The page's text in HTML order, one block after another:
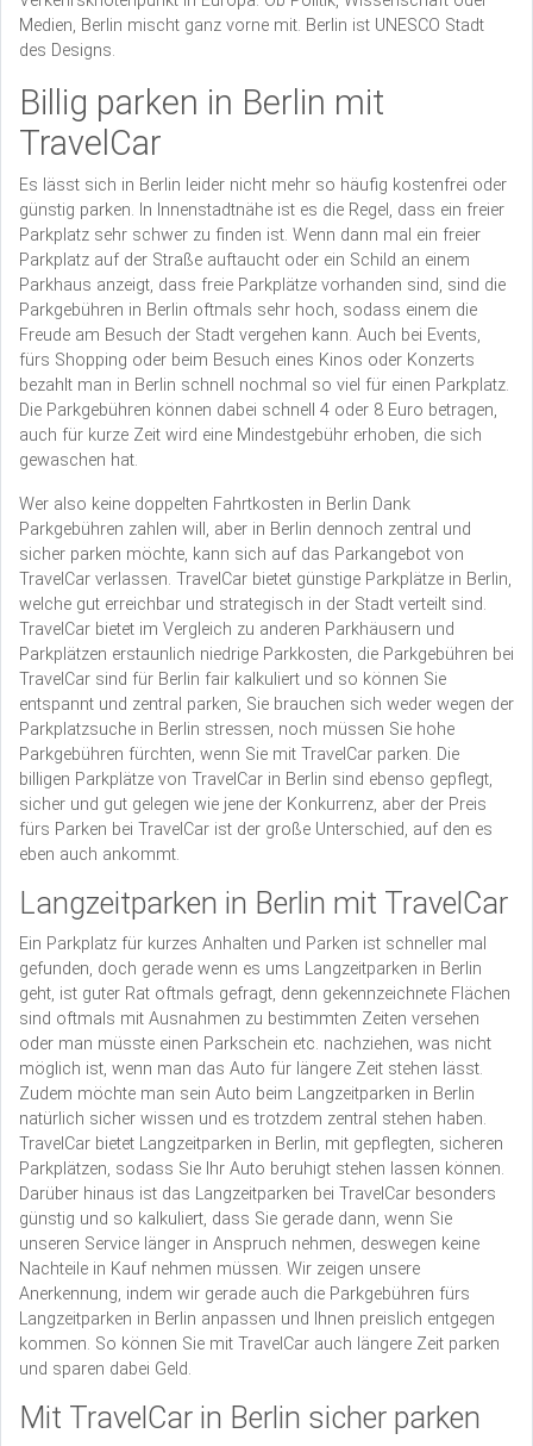
Medien, Berlin mischt ganz vorne mit. Berlin ist UNESCO Stadt
des Designs.
Billig parken in Berlin mit
TravelCar
Es lässt sich in Berlin leider nicht mehr so häufig kostenfrei oder
günstig parken. In Innenstadtnähe ist es die Regel, dass ein freier
Parkplatz sehr schwer zu finden ist. Wenn dann mal ein freier
Parkplatz auf der Straße auftaucht oder ein Schild an einem
Parkhaus anzeigt, dass freie Parkplätze vorhanden sind, sind die
Parkgebühren in Berlin oftmals sehr hoch, sodass einem die
Freude am Besuch der Stadt vergehen kann. Auch bei Events,
fürs Shopping oder beim Besuch eines Kinos oder Konzerts
bezahlt man in Berlin schnell nochmal so viel für einen Parkplatz.
Die Parkgebühren können dabei schnell 4 oder 8 Euro betragen,
auch für kurze Zeit wird eine Mindestgebühr erhoben, die sich
gewaschen hat.
Wer also keine doppelten Fahrtkosten in Berlin Dank
Parkgebühren zahlen will, aber in Berlin dennoch zentral und
sicher parken möchte, kann sich auf das Parkangebot von
TravelCar verlassen. TravelCar bietet günstige Parkplätze in Berlin,
welche gut erreichbar und strategisch in der Stadt verteilt sind.
TravelCar bietet im Vergleich zu anderen Parkhäusern und
Parkplätzen erstaunlich niedrige Parkkosten, die Parkgebühren bei
TravelCar sind für Berlin fair kalkuliert und so können Sie
entspannt und zentral parken, Sie brauchen sich weder wegen der
Parkplatzsuche in Berlin stressen, noch müssen Sie hohe
Parkgebühren fürchten, wenn Sie mit TravelCar parken. Die
billigen Parkplätze von TravelCar in Berlin sind ebenso gepflegt,
sicher und gut gelegen wie jene der Konkurrenz, aber der Preis
fürs Parken bei TravelCar ist der große Unterschied, auf den es
eben auch ankommt.
Langzeitparken in Berlin mit TravelCar
Ein Parkplatz für kurzes Anhalten und Parken ist schneller mal
gefunden, doch gerade wenn es ums Langzeitparken in Berlin
geht, ist guter Rat oftmals gefragt, denn gekennzeichnete Flächen
sind oftmals mit Ausnahmen zu bestimmten Zeiten versehen
oder man müsste einen Parkschein etc. nachziehen, was nicht
möglich ist, wenn man das Auto für längere Zeit stehen lässt.
Zudem möchte man sein Auto beim Langzeitparken in Berlin
natürlich sicher wissen und es trotzdem zentral stehen haben.
TravelCar bietet Langzeitparken in Berlin, mit gepflegten, sicheren
Parkplätzen, sodass Sie Ihr Auto beruhigt stehen lassen können.
Darüber hinaus ist das Langzeitparken bei TravelCar besonders
günstig und so kalkuliert, dass Sie gerade dann, wenn Sie
unseren Service länger in Anspruch nehmen, deswegen keine
Nachteile in Kauf nehmen müssen. Wir zeigen unsere
Anerkennung, indem wir gerade auch die Parkgebühren fürs
Langzeitparken in Berlin anpassen und Ihnen preislich entgegen
kommen. So können Sie mit TravelCar auch längere Zeit parken
und sparen dabei Geld.
Mit TravelCar in Berlin sicher parken